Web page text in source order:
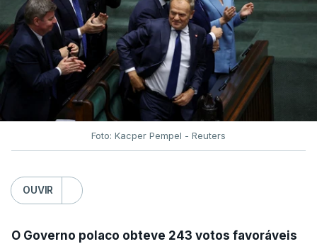
Foto: Kacper Pempel - Reuters
OUVIR
O Governo polaco obteve 243 votos favoráveis